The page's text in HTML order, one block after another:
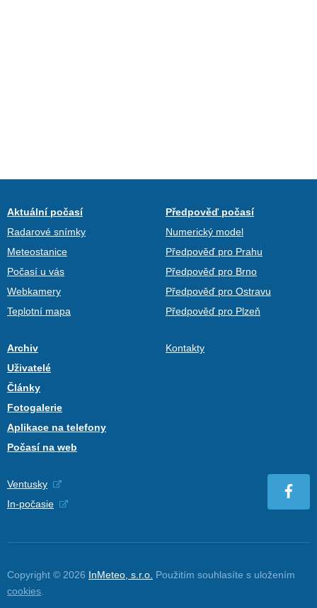
Aktuální počasí
Radarové snímky
Meteostanice
Počasí u vás
Webkamery
Teplotní mapa
Předpověď počasí
Numerický model
Předpověď pro Prahu
Předpověď pro Brno
Předpověď pro Ostravu
Předpověď pro Plzeň
Archiv
Uživatelé
Články
Fotogalerie
Aplikace na telefony
Počasí na web
Kontakty
Ventusky
In-počasie
Copyright © 2026 InMeteo, s.r.o. Použitím souhlasíte s uložením
cookies